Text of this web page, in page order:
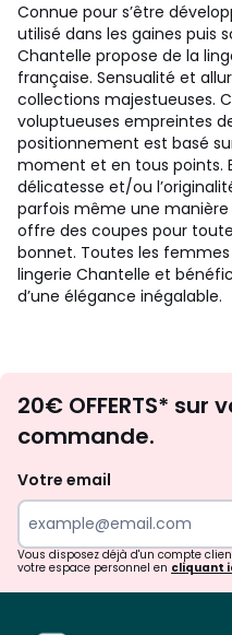
Connue pour s’être
utilisé dans les gaines puis
Chantelle propose de la
française. Sensualité et
collections majestueuses.
voluptueuses empreintes
positionnement est basé
moment et en tous points.
délicatesse et/ou
parfois même une manière
offre des coupes pour
bonnet. Toutes les
lingerie Chantelle et
d’une élégance inégalable.
20€ OFFERTS*
commande.
Votre email
Vous disposez déjà d'un compte
votre espace personnel en cliquant